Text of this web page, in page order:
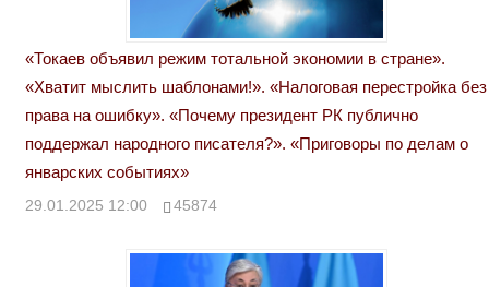
«Токаев объявил режим тотальной экономии в стране».
«Хватит мыслить шаблонами!». «Налоговая перестройка без
права на ошибку». «Почему президент РК публично
поддержал народного писателя?». «Приговоры по делам о
январских событиях»
29.01.2025 12:00 45874